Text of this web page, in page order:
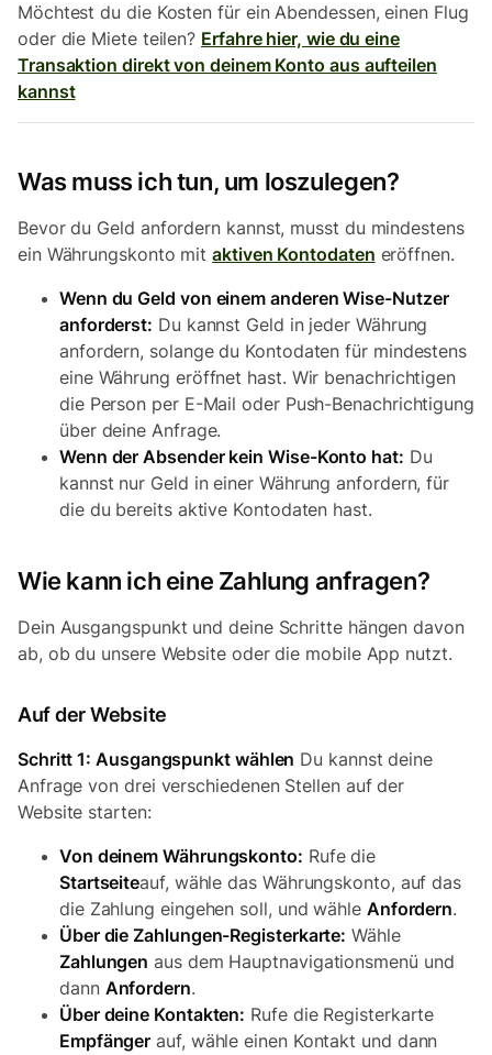
Möchtest du die Kosten für ein Abendessen, einen Flug
oder die Miete teilen? Erfahre hier, wie du eine
Transaktion direkt von deinem Konto aus aufteilen
kannst
Was muss ich tun, um loszulegen?
Bevor du Geld anfordern kannst, musst du mindestens
ein Währungskonto mitaktiven Kontodaten eröffnen.
Wenn du Geld von einem anderen Wise-Nutzer
anforderst: Du kannst Geld in jeder Währung
anfordern, solange du Kontodaten für mindestens
eine Währung eröffnet hast. Wir benachrichtigen
die Person per E-Mail oder Push-Benachrichtigung
über deine Anfrage.
Wenn der Absender kein Wise-Konto hat: Du
kannst nur Geld in einer Währung anfordern, für
die du bereits aktive Kontodaten hast.
Wie kann ich eine Zahlung anfragen?
Dein Ausgangspunkt und deine Schritte hängen davon
ab, ob du unsere Website oder die mobile App nutzt.
Auf der Website
Schritt 1: Ausgangspunkt wählen Du kannst deine
Anfrage von drei verschiedenen Stellen auf der
Website starten:
Von deinem Währungskonto: Rufe die
Startseiteauf, wähle das Währungskonto, auf das
die Zahlung eingehen soll, und wähle Anfordern.
Über die Zahlungen-Registerkarte: Wähle
Zahlungen aus dem Hauptnavigationsmenü und
dann Anfordern.
Über deine Kontakten: Rufe die Registerkarte
Empfänger auf, wähle einen Kontakt und dann